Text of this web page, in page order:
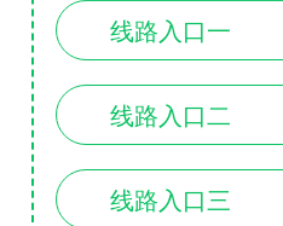
线路入口一
线路入口二
线路入口三